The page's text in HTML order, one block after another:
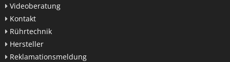
Videoberatung
Kontakt
Rührtechnik
Hersteller
Reklamationsmeldung